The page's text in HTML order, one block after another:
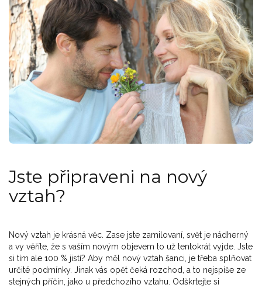
Jste připraveni na nový
vztah?
Nový vztah je krásná věc. Zase jste zamilovaní, svět je nádherný
a vy věříte, že s vaším novým objevem to už tentokrát vyjde. Jste
si tím ale 100 % jistí? Aby měl nový vztah šanci, je třeba splňovat
určité podmínky. Jinak vás opět čeká rozchod, a to nejspíše ze
stejných příčin, jako u předchozího vztahu. Odškrtejte si